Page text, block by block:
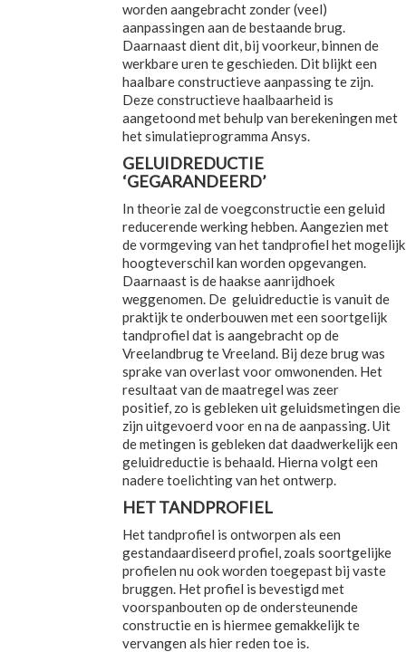
worden aangebracht zonder (veel)
aanpassingen aan de bestaande brug.
Daarnaast dient dit, bij voorkeur, binnen de
werkbare uren te geschieden. Dit blijkt een
haalbare constructieve aanpassing te zijn.
Deze constructieve haalbaarheid is
aangetoond met behulp van berekeningen met
het simulatieprogramma Ansys.
GELUIDREDUCTIE
‘GEGARANDEERD’
In theorie zal de voegconstructie een geluid
reducerende werking hebben. Aangezien met
de vormgeving van het tandprofiel het mogelijk
hoogteverschil kan worden opgevangen.
Daarnaast is de haakse aanrijdhoek
weggenomen. De geluidreductie is vanuit de
praktijk te onderbouwen met een soortgelijk
tandprofiel dat is aangebracht op de
Vreelandbrug te Vreeland. Bij deze brug was
sprake van overlast voor omwonenden. Het
resultaat van de maatregel was zeer
positief, zo is gebleken uit geluidsmetingen die
zijn uitgevoerd voor en na de aanpassing. Uit
de metingen is gebleken dat daadwerkelijk een
geluidreductie is behaald. Hierna volgt een
nadere toelichting van het ontwerp.
HET TANDPROFIEL
Het tandprofiel is ontworpen als een
gestandaardiseerd profiel, zoals soortgelijke
profielen nu ook worden toegepast bij vaste
bruggen. Het profiel is bevestigd met
voorspanbouten op de ondersteunende
constructie en is hiermee gemakkelijk te
vervangen als hier reden toe is.